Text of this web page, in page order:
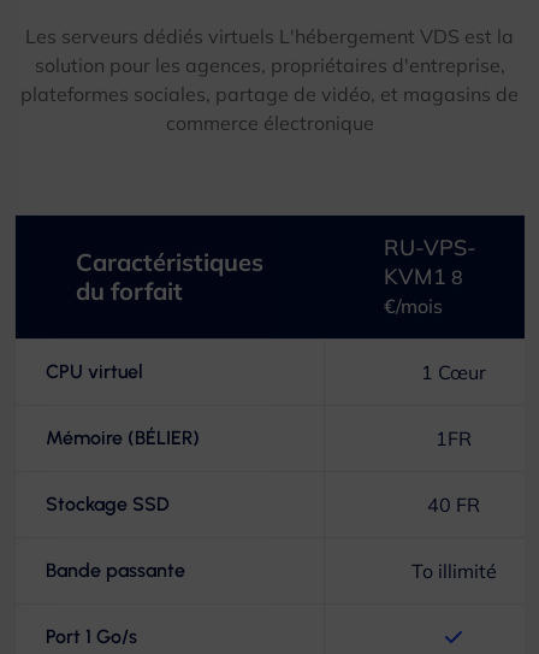
Les serveurs dédiés virtuels L'hébergement VDS est la
solution pour les agences, propriétaires d'entreprise,
plateformes sociales, partage de vidéo, et magasins de
commerce électronique​
Caractéristiques
du forfait
RU-VPS-
KVM1 8
€/mois
CPU virtuel 1 Cœur
Mémoire (BÉLIER) 1FR
Stockage SSD 40 FR
Bande passante To illimité
Port 1 Go/s